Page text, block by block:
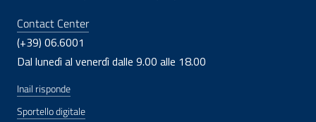
Contact Center
(+39) 06.6001
Dal lunedì al venerdì dalle 9.00 alle 18.00
Inail risponde
Sportello digitale